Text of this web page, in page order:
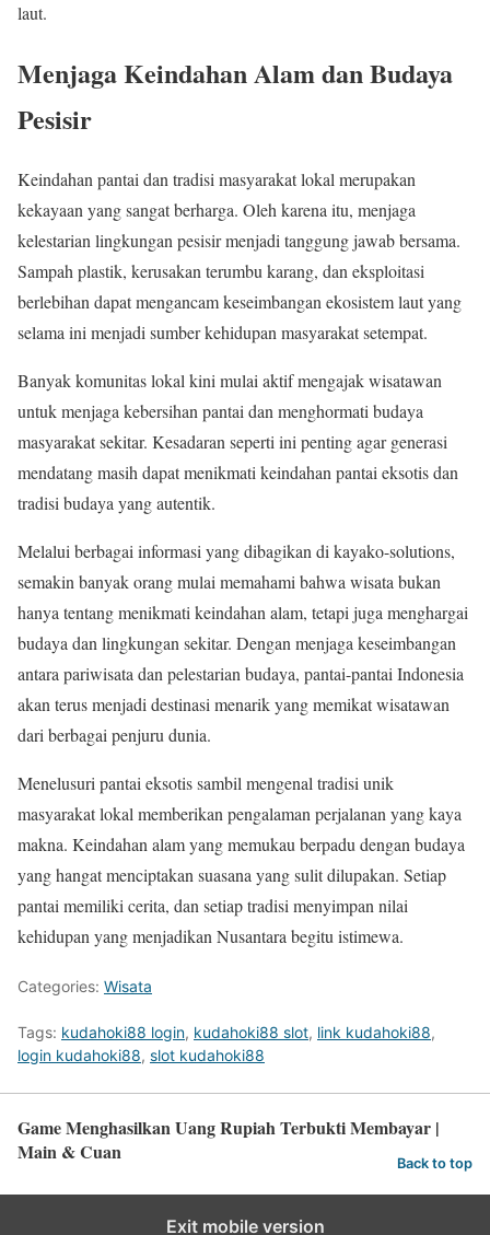
laut.
Menjaga Keindahan Alam dan Budaya
Pesisir
Keindahan pantai dan tradisi masyarakat lokal merupakan
kekayaan yang sangat berharga. Oleh karena itu, menjaga
kelestarian lingkungan pesisir menjadi tanggung jawab bersama.
Sampah plastik, kerusakan terumbu karang, dan eksploitasi
berlebihan dapat mengancam keseimbangan ekosistem laut yang
selama ini menjadi sumber kehidupan masyarakat setempat.
Banyak komunitas lokal kini mulai aktif mengajak wisatawan
untuk menjaga kebersihan pantai dan menghormati budaya
masyarakat sekitar. Kesadaran seperti ini penting agar generasi
mendatang masih dapat menikmati keindahan pantai eksotis dan
tradisi budaya yang autentik.
Melalui berbagai informasi yang dibagikan di kayako-solutions,
semakin banyak orang mulai memahami bahwa wisata bukan
hanya tentang menikmati keindahan alam, tetapi juga menghargai
budaya dan lingkungan sekitar. Dengan menjaga keseimbangan
antara pariwisata dan pelestarian budaya, pantai-pantai Indonesia
akan terus menjadi destinasi menarik yang memikat wisatawan
dari berbagai penjuru dunia.
Menelusuri pantai eksotis sambil mengenal tradisi unik
masyarakat lokal memberikan pengalaman perjalanan yang kaya
makna. Keindahan alam yang memukau berpadu dengan budaya
yang hangat menciptakan suasana yang sulit dilupakan. Setiap
pantai memiliki cerita, dan setiap tradisi menyimpan nilai
kehidupan yang menjadikan Nusantara begitu istimewa.
Categories: Wisata
Tags: kudahoki88 login, kudahoki88 slot, link kudahoki88,
login kudahoki88, slot kudahoki88
Game Menghasilkan Uang Rupiah Terbukti Membayar |
Main & Cuan
Back to top
Exit mobile version